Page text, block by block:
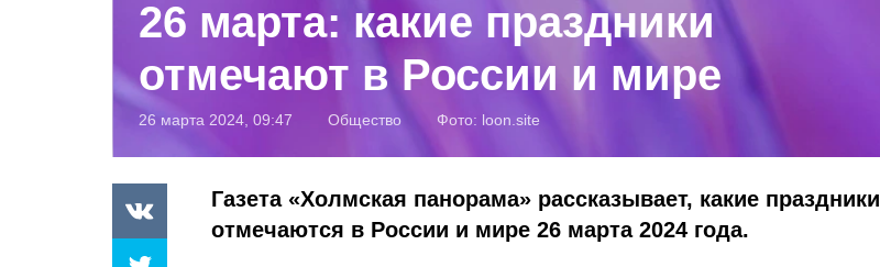
26 марта: какие праздники
отмечают в России и мире
26 марта 2024, 09:47 Общество Фото: loon.site
Газета «Холмская панорама» рассказывает, какие праздники
отмечаются в России и мире 26 марта 2024 года.